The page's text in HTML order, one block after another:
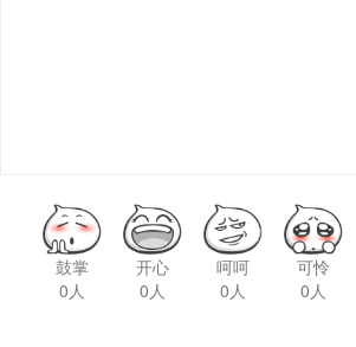
鼓掌
0人
开心
0人
呵呵
0人
可怜
0人